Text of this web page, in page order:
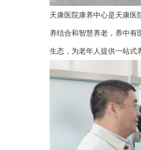
天康医院康养中心是天康医
养结合和智慧养老，养中有
生态，为老年人提供一站式